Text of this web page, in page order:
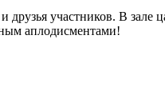
участников. В зале
аплодисментами!